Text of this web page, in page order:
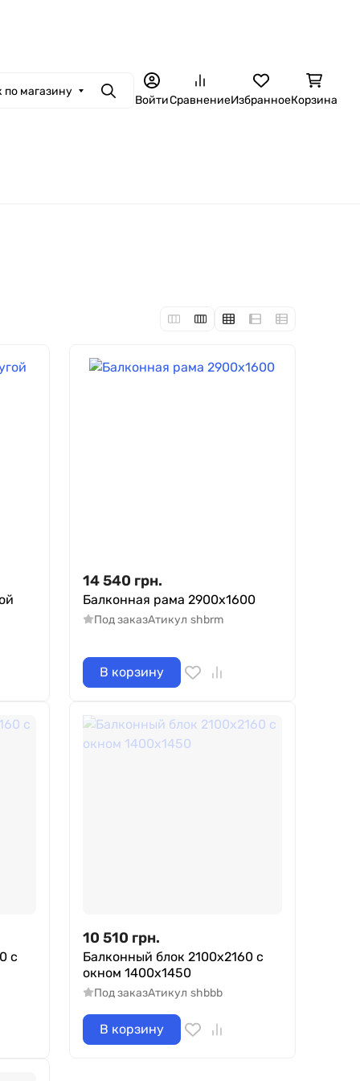
по магазину ПоискВойтиСравнениеИзбранноеКорзина
14 540 грн.
Балконная рама 2900х1600
Под заказАтикул shbrm
В корзину
с
10 510 грн.
Балконный блок 2100х2160 с
окном 1400х1450
Под заказАтикул shbbb
В корзину